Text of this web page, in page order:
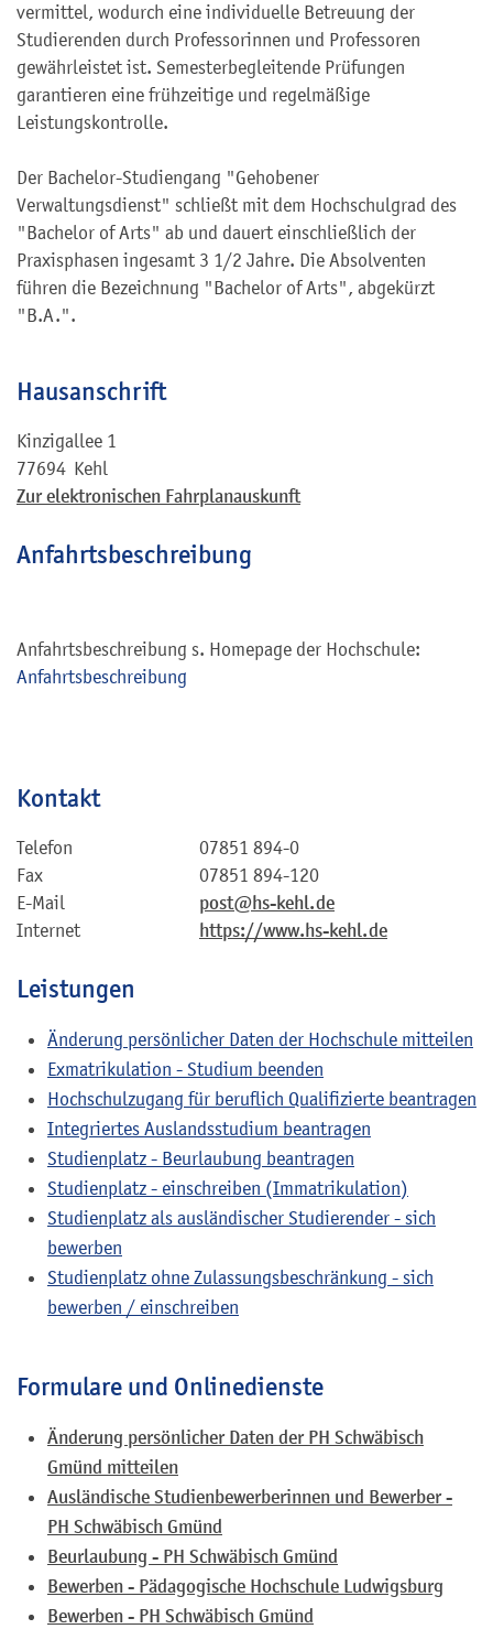
vermittel, wodurch eine individuelle Betreuung der
Studierenden durch Professorinnen und Professoren
gewährleistet ist. Semesterbegleitende Prüfungen
garantieren eine frühzeitige und regelmäßige
Leistungskontrolle.
Der Bachelor-Studiengang "Gehobener
Verwaltungsdienst" schließt mit dem Hochschulgrad des
"Bachelor of Arts" ab und dauert einschließlich der
Praxisphasen ingesamt 3 1/2 Jahre. Die Absolventen
führen die Bezeichnung "Bachelor of Arts", abgekürzt
"B.A.".
Hausanschrift
Kinzigallee 1
77694 Kehl
Zur elektronischen Fahrplanauskunft
Anfahrtsbeschreibung
Anfahrtsbeschreibung s. Homepage der Hochschule:
Anfahrtsbeschreibung
Kontakt
Telefon
07851 894-0
Fax
07851 894-120
E-Mail
post@hs-kehl.de
Internet https://www.hs-kehl.de
Leistungen
Änderung persönlicher Daten der Hochschule mitteilen
Exmatrikulation - Studium beenden
Hochschulzugang für beruflich Qualifizierte beantragen
Integriertes Auslandsstudium beantragen
Studienplatz - Beurlaubung beantragen
Studienplatz - einschreiben (Immatrikulation)
Studienplatz als ausländischer Studierender - sich
bewerben
Studienplatz ohne Zulassungsbeschränkung - sich
bewerben / einschreiben
Formulare und Onlinedienste
Änderung persönlicher Daten der PH Schwäbisch
Gmünd mitteilen
Ausländische Studienbewerberinnen und Bewerber -
PH Schwäbisch Gmünd
Beurlaubung - PH Schwäbisch Gmünd
Bewerben - Pädagogische Hochschule Ludwigsburg
Bewerben - PH Schwäbisch Gmünd